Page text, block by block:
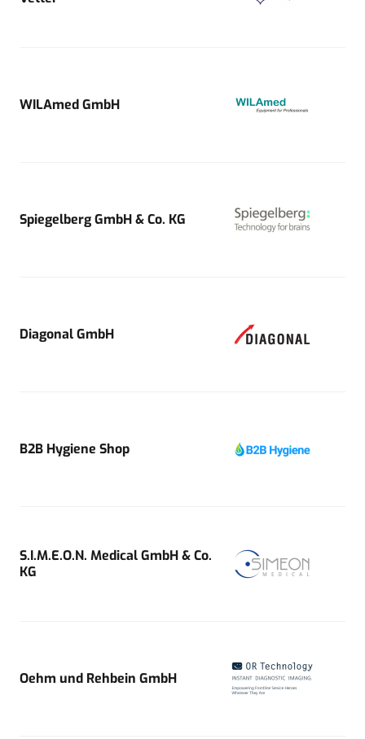
WILAmed GmbH
Spiegelberg GmbH & Co. KG
Diagonal GmbH
B2B Hygiene Shop
S.I.M.E.O.N. Medical GmbH & Co.
KG
Oehm und Rehbein GmbH